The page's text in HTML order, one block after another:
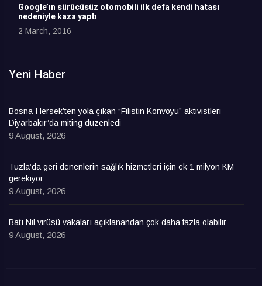
Google’ın sürücüsüz otomobili ilk defa kendi hatası
nedeniyle kaza yaptı
2 March, 2016
Yeni Haber
Bosna-Hersek’ten yola çıkan “Filistin Konvoyu” aktivistleri
Diyarbakır’da miting düzenledi
9 August, 2026
Tuzla’da geri dönenlerin sağlık hizmetleri için ek 1 milyon KM
gerekiyor
9 August, 2026
Batı Nil virüsü vakaları açıklanandan çok daha fazla olabilir
9 August, 2026